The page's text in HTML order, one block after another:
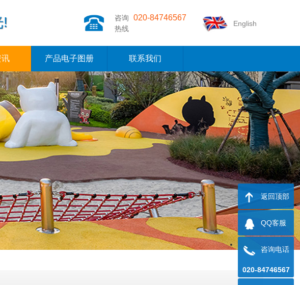
English
咨询
热线
020-84746567
!
讯 产品电子图册 联系我们
返回顶部
QQ客服
咨询电话
020-84746567